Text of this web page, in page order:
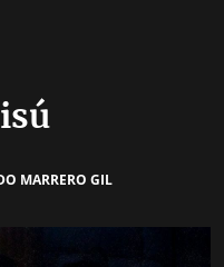
MARRERO GIL